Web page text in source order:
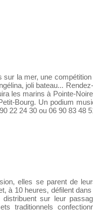
la mer, une
joli bateau...
les marins à Pointe-
Bourg. Un podium
22 24 30 ou 06 90 83 48
elles se parent de
à 10 heures, défilent
sur leur
traditionnels